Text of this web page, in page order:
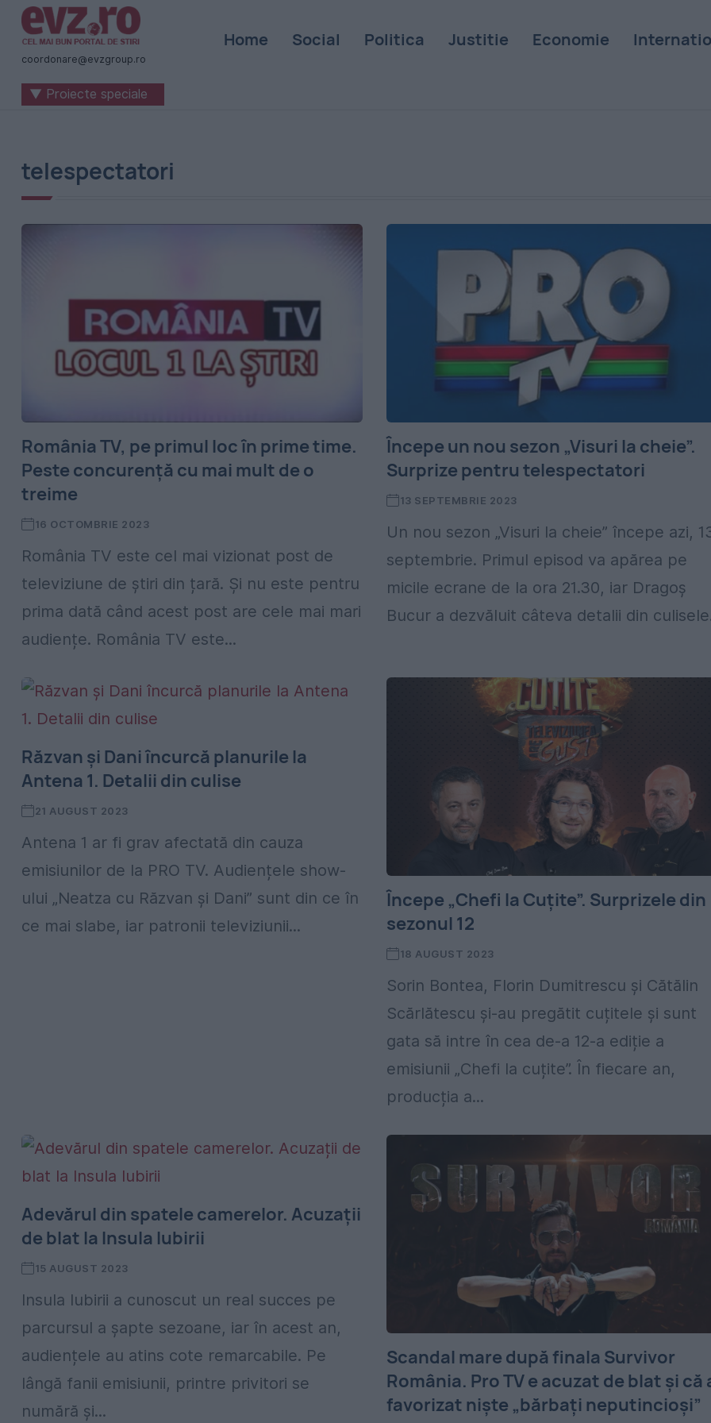
Știri
naționale
internaționale
România
-
coordonare@evzgroup.ro
Home Social Politica Justitie Economie
▼ Proiecte speciale
telespectatori
România TV, pe primul loc în prime time.
Peste concurență cu mai mult de o
treime
16 OCTOMBRIE 2023
România TV este cel mai vizionat post de
televiziune de știri din țară. Și nu este pentru
prima dată când acest post are cele mai mari
audiențe. România TV este...
Începe un nou sezon „Visuri la cheie”.
Surprize pentru telespectatori
13 SEPTEMBRIE 2023
Un nou sezon „Visuri la cheie” începe azi,
septembrie. Primul episod va apărea pe
micile ecrane de la ora 21.30, iar Dragoș
Bucur a dezvăluit câteva detalii din
Răzvan și Dani încurcă planurile la
Antena 1. Detalii din culise
21 AUGUST 2023
Antena 1 ar fi grav afectată din cauza
emisiunilor de la PRO TV. Audiențele show-
ului „Neatza cu Răzvan și Dani” sunt din ce în
ce mai slabe, iar patronii televiziunii...
Începe „Chefi la Cuțite”. Surprizele din
sezonul 12
18 AUGUST 2023
Sorin Bontea, Florin Dumitrescu și Cătălin
Scărlătescu și-au pregătit cuțitele și sunt
gata să intre în cea de-a 12-a ediție a
emisiunii „Chefi la cuțite”. În fiecare an,
producția a...
Adevărul din spatele camerelor. Acuzații
de blat la Insula Iubirii
15 AUGUST 2023
Insula Iubirii a cunoscut un real succes pe
parcursul a șapte sezoane, iar în acest an,
audiențele au atins cote remarcabile. Pe
lângă fanii emisiunii, printre privitori se
numără și...
Scandal mare după finala Survivor
România. Pro TV e acuzat de blat și că
favorizat niște „bărbați neputincioși”